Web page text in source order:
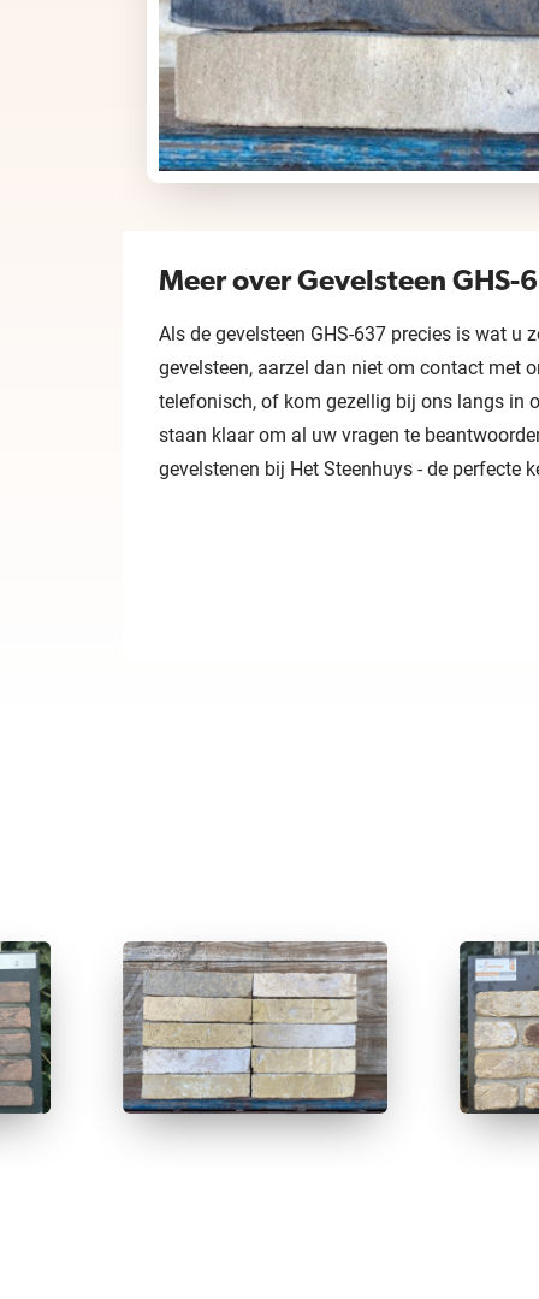
Meer over Gevelsteen GHS-
Als de gevelsteen GHS-637 precies is wat
gevelsteen, aarzel dan niet om contact met
telefonisch, of kom gezellig bij ons langs in
staan klaar om al uw vragen te
gevelstenen bij Het Steenhuys - de perfecte